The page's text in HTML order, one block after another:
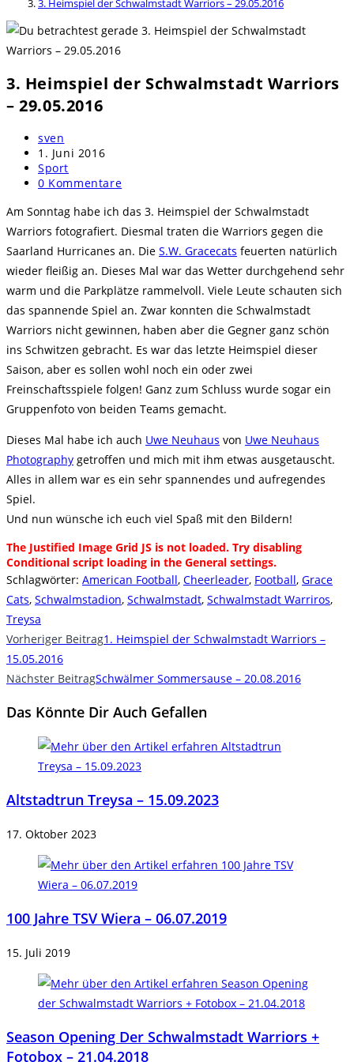
3. Heimspiel der Schwalmstadt Warriors – 29.05.2016
3. Heimspiel der Schwalmstadt Warriors
– 29.05.2016
Beitrags-
Autor:
sven
Beitrag
veröffentlicht:
1. Juni 2016
Beitrags-
Kategorie:
Sport
Beitrags-
0 Kommentare
Am Sonntag habe ich das 3. Heimspiel der Schwalmstadt
Warriors fotografiert. Diesmal traten die Warriors gegen die
Saarland Hurricanes an. Die S.W. Gracecats feuerten natürlich
wieder fleißig an. Dieses Mal war das Wetter durchgehend sehr
warm und die Parkplätze rammelvoll. Viele Leute schauten sich
das spannende Spiel an. Zwar konnten die Schwalmstadt
Warriors nicht gewinnen, haben aber die Gegner ganz schön
ins Schwitzen gebracht. Es war das letzte Heimspiel dieser
Saison, aber es sollen wohl noch ein oder zwei
Freinschaftsspiele folgen! Ganz zum Schluss wurde sogar ein
Gruppenfoto von beiden Teams gemacht.
Dieses Mal habe ich auch Uwe Neuhaus von Uwe Neuhaus
Photography getroffen und mich mit ihm etwas ausgetauscht.
Alles in allem war es ein sehr spannendes und aufregendes
Spiel.
Und nun wünsche ich euch viel Spaß mit den Bildern!
The Justified Image Grid JS is not loaded. Try disabling
Conditional script loading in the General settings.
Schlagwörter: American Football, Cheerleader, Football, Grace
Cats, Schwalmstadion, Schwalmstadt, Schwalmstadt Warriros,
Treysa
Weitere
Artikel
ansehen
Vorheriger Beitrag1. Heimspiel der Schwalmstadt Warriors –
15.05.2016
Nächster BeitragSchwälmer Sommersause – 20.08.2016
Das Könnte Dir Auch Gefallen
Altstadtrun Treysa – 15.09.2023
17. Oktober 2023
100 Jahre TSV Wiera – 06.07.2019
15. Juli 2019
Season Opening Der Schwalmstadt Warriors +
Fotobox – 21.04.2018